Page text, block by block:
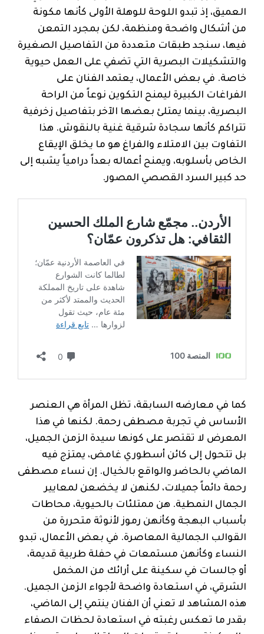
العميق، إذ تبدو اللوحة للوهلة الأولى كأنها مكونة
من أشكال واضحة ومنظمة، لكن بمجرد التمعن
فيها، سنجد طبقات متعددة من التفاصيل الصغيرة
والتشكيلات البصرية التي تضفي على العمل حيوية
خاصة. في بعض الأعمال، يعتمد الفنان على
الفراغات الكبيرة ليمنح التكوين نوعاً من الراحة
البصرية، بينما يمتلئ بعضها الآخر بتفاصيل زخرفية
تتراكم كأنها سجادة شرقية غنية بالنقوش. هذا
التفاوت بين الامتلاء والفراغ هو ما يخلق الإيقاع
الخاص بأسلوبه، ويمنح أعماله بعداً درامياً يشبه إلى
حد كبير السرد القصصي المصور.
كما في معارضه السابقة، تظل المرأة هي العنصر
الأساس في تجربة مصطفى رحمة. لكنها في هذا
المعرض لا تقتصر على كونها سيدة الزمن الجميل،
بل تتحول إلى كائن أسطوري غامض، يمتزج فيه
الماضي بالحاضر والواقع بالخيال. إن نساء مصطفى
رحمة دائماً جميلات، لكنهن لا يخضعن لمعايير
الجمال النمطية. هن ممتلئات بالحيوية، محاطات
بأسباب البهجة وكأنهن رموز لأنوثة متحررة من
القوالب الجمالية المعاصرة. في بعض الأعمال، تبدو
النساء وكأنهن مستمعات في حفلة طربية قديمة،
أو جالسات في سكينة على أرائك من المخمل
الشرقي، في استعادة واضحة لأجواء الزمن الجميل.
هذه المشاهد لا تعني أن الفنان ينتمي إلى الماضي،
بقدر ما تعكس رغبته في استعادة لحظات الصفاء